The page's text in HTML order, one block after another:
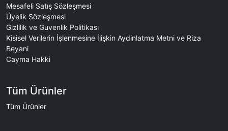
Mesafeli Satış Sözleşmesi
Üyelik Sözleşmesi
Gizlilik ve Guvenlik Politikası
Kisisel Verilerin İşlenmesine İlişkin Aydinlatma Metni ve Riza
Beyani
Cayma Hakki
Tüm Ürünler
Tüm Ürünler